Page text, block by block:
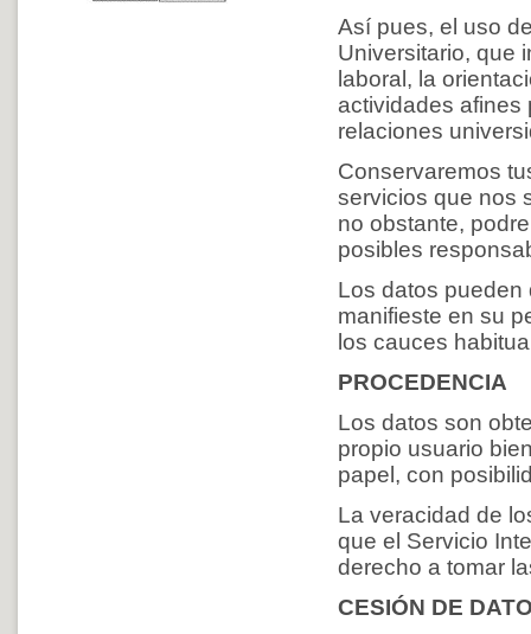
Así pues, el uso
Universitario, que
laboral, la
actividades afines
relaciones
Conservaremos
servicios que nos
no obstante,
posibles
Los datos
manifieste en su
los cauces
PROCEDENCIA
Los datos son
propio usuario
papel, con
La veracidad de
que el Servicio
derecho a tomar
CESIÓN DE